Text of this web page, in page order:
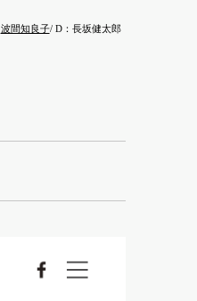
波間知良子/ D：長坂健太郎